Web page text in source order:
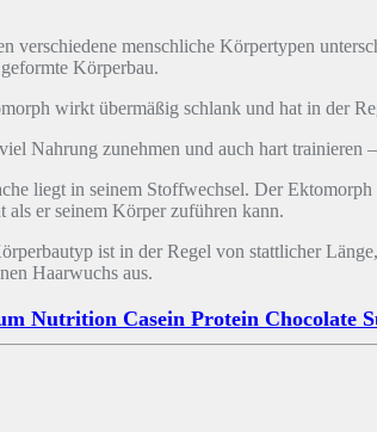
verschiedene menschliche Körpertypen
Körperbau.
wirkt übermäßig schlank und hat in der
Nahrung zunehmen und auch hart trainieren
liegt in seinem Stoffwechsel. Der
als er seinem Körper zuführen kann.
ist in der Regel von stattlicher
Haarwuchs aus.
Nutrition Casein Protein Chocolate